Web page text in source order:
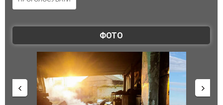
ФОТО